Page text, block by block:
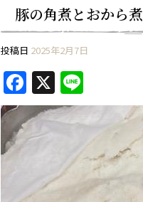
豚の角煮とおから煮
投稿日 2025年2月7日
F
a
c
e
X
n
e